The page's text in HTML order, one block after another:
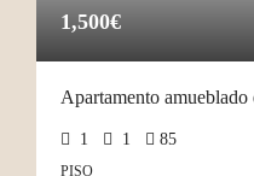
1,500€
1 1 85
PISO